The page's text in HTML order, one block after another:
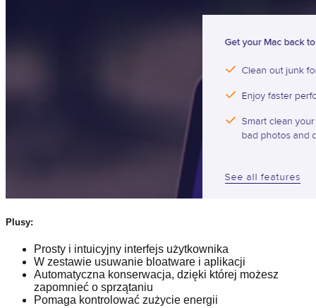
Plusy:
Prosty i intuicyjny interfejs użytkownika
W zestawie usuwanie bloatware i aplikacji
Automatyczna konserwacja, dzięki której możesz
zapomnieć o sprzątaniu
Pomaga kontrolować zużycie energii